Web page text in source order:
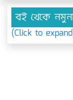
বই থেকে
(Click to